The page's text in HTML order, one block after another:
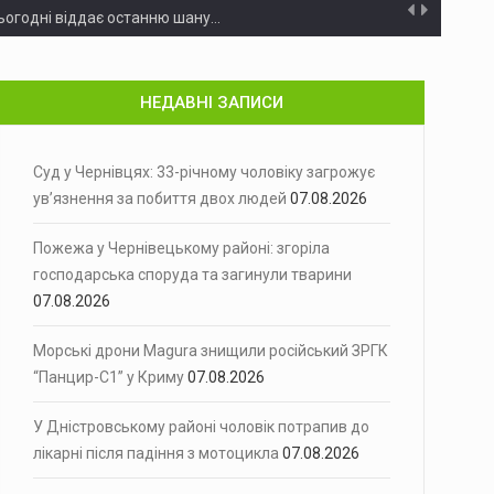
віддає останню шану…
місцях через спеку Спекотна погода збільшила навантаження на…
Володимир Зеленський підписав указ…
ліквідували одразу чотири нелегальні…
У Чернівцях перед судом постане…
У Чернівецькому районі вогонь вщент…
7 з ракетами…
7 серпня…
НЕДАВНІ ЗАПИСИ
Суд у Чернівцях: 33-річному чоловіку загрожує
ув’язнення за побиття двох людей 07.08.2026
Пожежа у Чернівецькому районі: згоріла
господарська споруда та загинули тварини
07.08.2026
Морські дрони Magura знищили російський ЗРГК
“Панцир-С1” у Криму07.08.2026
У Дністровському районі чоловік потрапив до
лікарні після падіння з мотоцикла 07.08.2026